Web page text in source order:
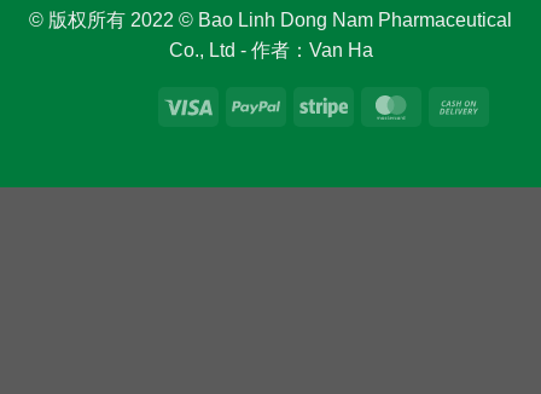
© 版权所有 2022 © Bao Linh Dong Nam Pharmaceutical
Co., Ltd - 作者：Van Ha